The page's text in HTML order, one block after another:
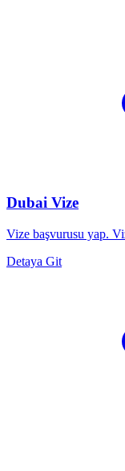
Dubai Vize
Vize başvurusu yap.
Detaya Git